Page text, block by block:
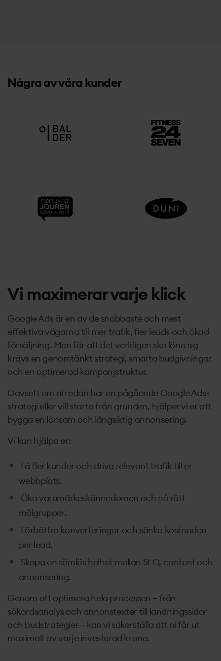
Några av våra kunder
Vi maximerar varje klick
Google Ads är en av de snabbaste och mest
effektiva vägarna till mer trafik, fler leads och ökad
försäljning. Men för att det verkligen ska löna sig
krävs en genomtänkt strategi, smarta budgivningar
och en optimerad kampanjstruktur.
Oavsett om ni redan har en pågående Google Ads-
strategi eller vill starta från grunden, hjälper vi er att
bygga en lönsam och långsiktig annonsering.
Vi kan hjälpa er:
Få fler kunder och driva relevant trafik till er
webbplats.
Öka varumärkeskännedomen och nå rätt
målgrupper.
Förbättra konverteringar och sänka kostnaden
per lead.
Skapa en sömlös helhet mellan SEO, content och
annonsering.
Genom att optimera hela processen – från
sökordsanalys och annonstexter till landningssidor
och budstrategier – kan vi säkerställa att ni får ut
maximalt av varje investerad krona.